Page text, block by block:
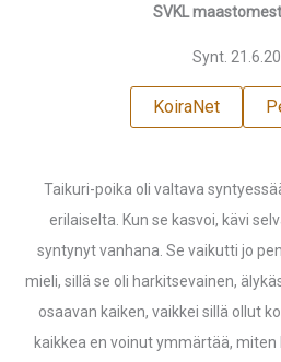
SVKL
Synt.
KoiraNet
Taikuri-poika oli valtava
erilaiselta. Kun se kasvoi, kävi
syntynyt vanhana. Se vaikutti jo
mieli, sillä se oli harkitsevainen,
osaavan kaiken, vaikkei sillä ollut
kaikkea en voinut ymmärtää,